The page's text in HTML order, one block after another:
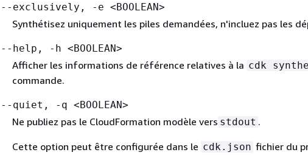
--exclusively, -e <BOOLEAN>
Synthétisez uniquement les piles demandées, n'incluez pas les
--help, -h <BOOLEAN>
Afficher les informations de référence relatives à la cdk
commande.
--quiet, -q <BOOLEAN>
Ne publiez pas le CloudFormation modèle vers stdout .
Cette option peut être configurée dans le cdk.json fichier du